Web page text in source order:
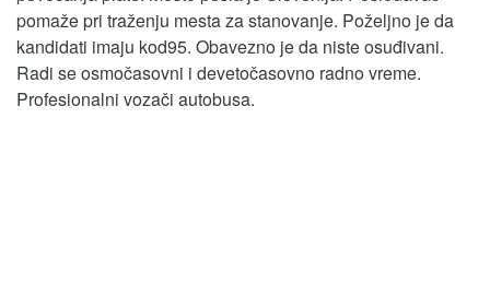
pomaže pri traženju mesta za stanovanje. Poželjno je da
kandidati imaju kod95. Obavezno je da niste osuđivani.
Radi se osmočasovni i devetočasovno radno vreme.
Profesionalni vozači autobusa.